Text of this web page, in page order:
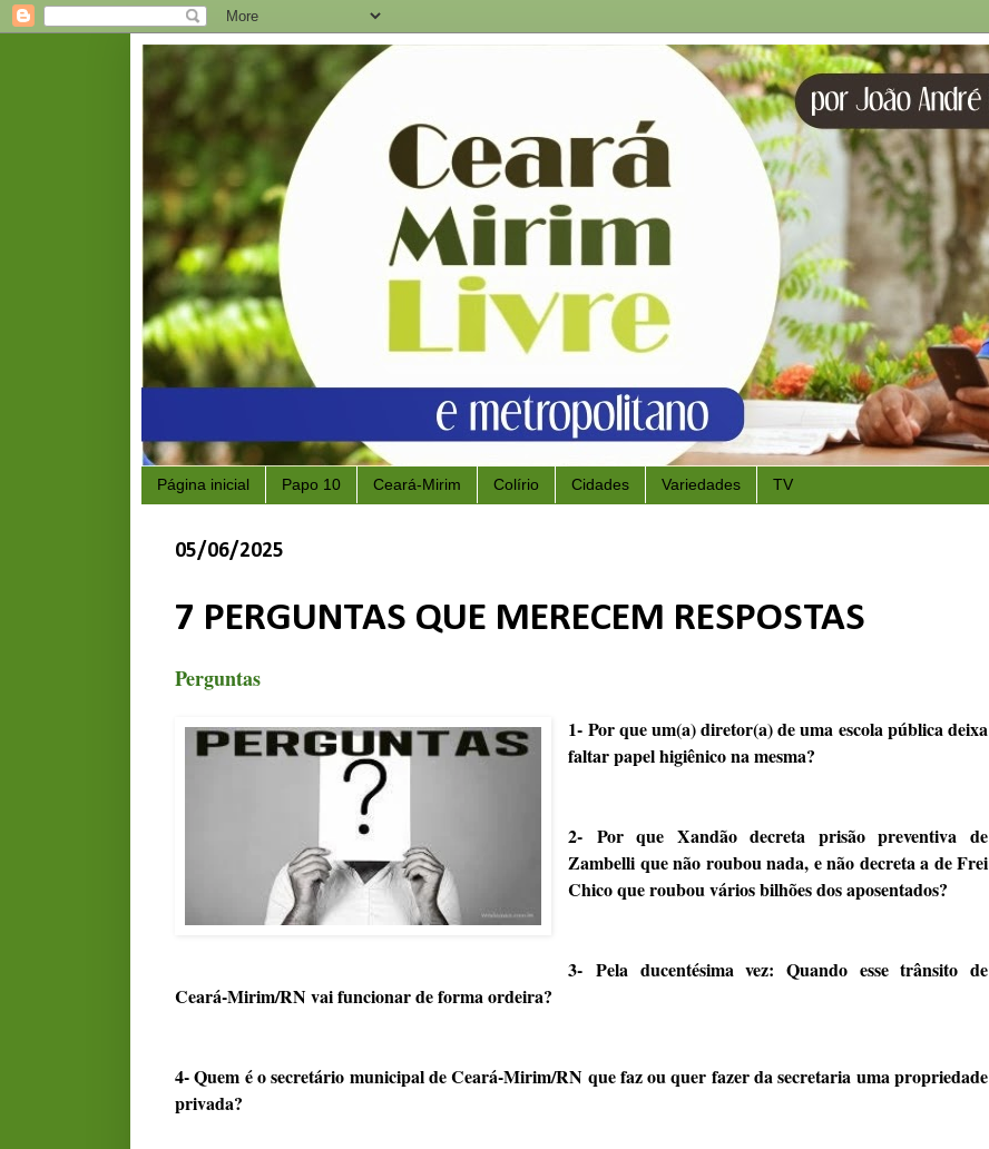
Página inicial Papo 10 Ceará-Mirim Colírio Cidades Variedades TV
05/06/2025
7 PERGUNTAS QUE MERECEM RESPOSTAS
Perguntas
1- Por que um(a) diretor(a) de uma escola pública deixa
faltar papel higiênico na mesma?
2- Por que Xandão decreta prisão preventiva de
Zambelli que não roubou nada, e não decreta a de Frei
Chico que roubou vários bilhões dos aposentados?
3-Pela ducentésima vez: Quando esse trânsito de
Ceará-Mirim/RN vai funcionar de forma ordeira?
4- Quem é o secretário municipal de Ceará-Mirim/RN que faz ou quer fazer da secretaria uma propriedade
privada?